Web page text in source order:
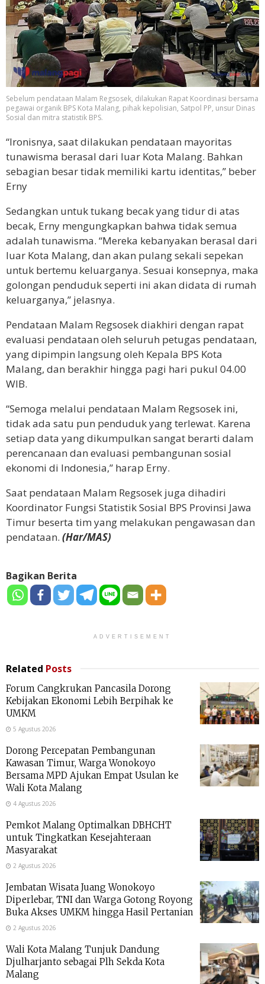
Sebelum pendataan Malam Regsosek, dilakukan Rapat Koordinasi bersama
pegawai organik BPS Kota Malang, pihak kepolisian, Satpol PP, unsur Dinas
Sosial dan mitra statistik BPS.
“Ironisnya, saat dilakukan pendataan mayoritas
tunawisma berasal dari luar Kota Malang. Bahkan
sebagian besar tidak memiliki kartu identitas,” beber
Erny
Sedangkan untuk tukang becak yang tidur di atas
becak, Erny mengungkapkan bahwa tidak semua
adalah tunawisma. “Mereka kebanyakan berasal dari
luar Kota Malang, dan akan pulang sekali sepekan
untuk bertemu keluarganya. Sesuai konsepnya, maka
golongan penduduk seperti ini akan didata di rumah
keluarganya,” jelasnya.
Pendataan Malam Regsosek diakhiri dengan rapat
evaluasi pendataan oleh seluruh petugas pendataan,
yang dipimpin langsung oleh Kepala BPS Kota
Malang, dan berakhir hingga pagi hari pukul 04.00
WIB.
“Semoga melalui pendataan Malam Regsosek ini,
tidak ada satu pun penduduk yang terlewat. Karena
setiap data yang dikumpulkan sangat berarti dalam
perencanaan dan evaluasi pembangunan sosial
ekonomi di Indonesia,” harap Erny.
Saat pendataan Malam Regsosek juga dihadiri
Koordinator Fungsi Statistik Sosial BPS Provinsi Jawa
Timur beserta tim yang melakukan pengawasan dan
pendataan. (Har/MAS)
Bagikan Berita
ADVERTISEMENT
Related Posts
Forum Cangkrukan Pancasila Dorong
Kebijakan Ekonomi Lebih Berpihak ke
UMKM
5 Agustus 2026
Dorong Percepatan Pembangunan
Kawasan Timur, Warga Wonokoyo
Bersama MPD Ajukan Empat Usulan ke
Wali Kota Malang
4 Agustus 2026
Pemkot Malang Optimalkan DBHCHT
untuk Tingkatkan Kesejahteraan
Masyarakat
2 Agustus 2026
Jembatan Wisata Juang Wonokoyo
Diperlebar, TNI dan Warga Gotong Royong
Buka Akses UMKM hingga Hasil Pertanian
2 Agustus 2026
Wali Kota Malang Tunjuk Dandung
Djulharjanto sebagai Plh Sekda Kota
Malang